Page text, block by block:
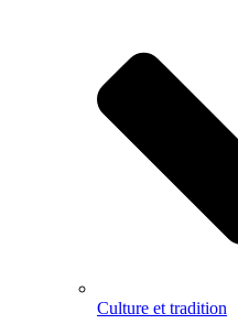
Culture et tradition